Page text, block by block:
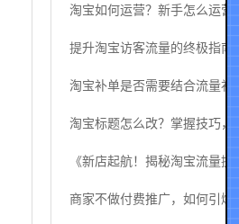
淘宝如何运营？新手怎么运营
商家不做付费推广，如何引爆